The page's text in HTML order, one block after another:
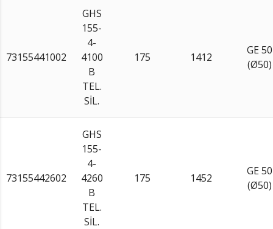
73155441002
GHS
155-
4-
4100
B
TEL.
SİL.
175 1412
GE 50
(Ø50)
73155442602
GHS
155-
4-
4260
B
TEL.
SİL.
175 1452
GE 50
(Ø50)